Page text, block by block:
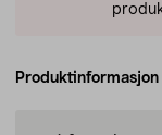
Produktinformasjon